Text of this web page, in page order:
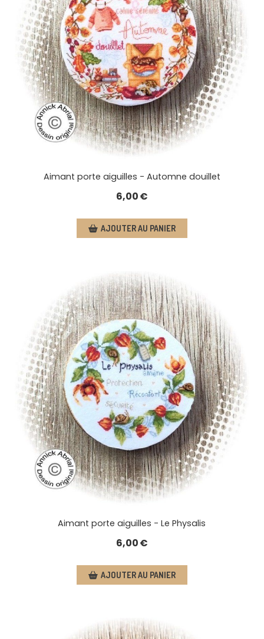
Aimant porte aiguilles - Automne douillet
6,00€
AJOUTER AU PANIER
Aimant porte aiguilles - Le Physalis
6,00€
AJOUTER AU PANIER